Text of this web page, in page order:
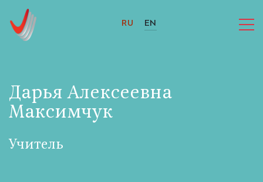
RU EN
Дарья Алексеевна
Максимчук
Учитель